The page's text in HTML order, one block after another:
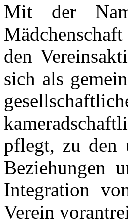
Mit der
den
sich als
pflegt, zu den
Beziehungen
Integration
Verein